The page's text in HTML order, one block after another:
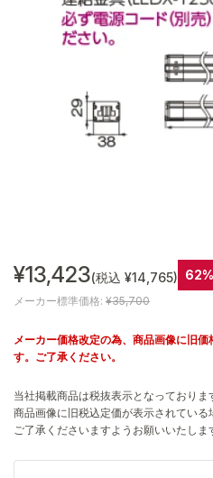
¥13,423(税込 ¥14,765)
メーカー標準価格: ¥35,700
メーカー価格改定の為、商品画像に旧
す。ご了承ください。
当社掲載商品は税抜表示となっておりま
商品画像に旧税込定価が表示されている
ご了承くださいますようお願いいたしま